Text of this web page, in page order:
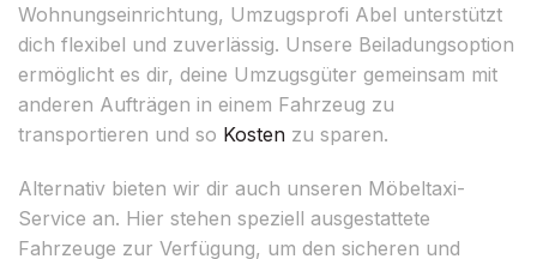
Wohnungseinrichtung, Umzugsprofi Abel unterstützt
dich flexibel und zuverlässig. Unsere Beiladungsoption
ermöglicht es dir, deine Umzugsgüter gemeinsam mit
anderen Aufträgen in einem Fahrzeug zu
transportieren und so Kosten zu sparen.
Alternativ bieten wir dir auch unseren Möbeltaxi-
Service an. Hier stehen speziell ausgestattete
Fahrzeuge zur Verfügung, um den sicheren und